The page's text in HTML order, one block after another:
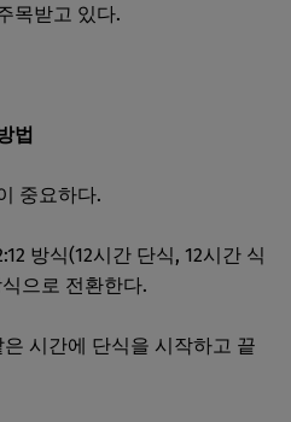
목받고 있다.
법
중요하다.
방식(12시간 단식, 12시간 식
으로 전환한다.
시간에 단식을 시작하고 끝